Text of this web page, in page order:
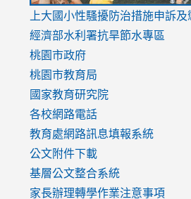
link
to
https://www.youtube.com/watch?
v=mfpNykQ0g4M
上大國小性騷擾防治措施申訴及
經濟部水利署抗旱節水專區
桃園市政府
桃園市教育局
國家教育研究院
各校網路電話
教育處網路訊息填報系統
公文附件下載
基層公文整合系統
家長辦理轉學作業注意事項